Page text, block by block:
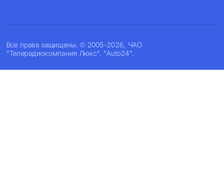
Все права защищены. © 2005-2026, ЧАО
"Телерадиокомпания Люкс". "Auto24".